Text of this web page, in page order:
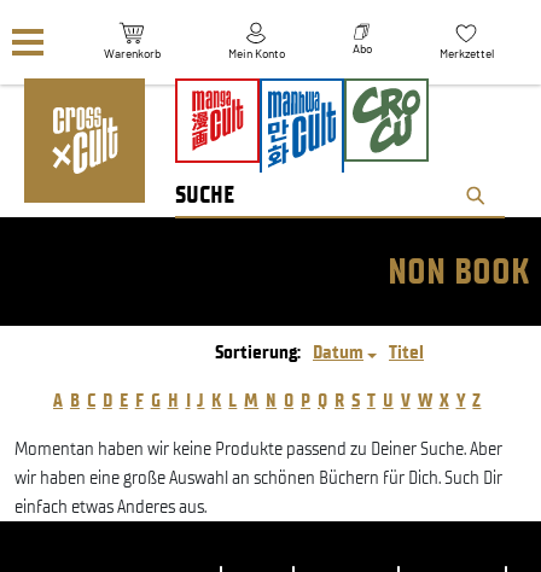
Warenkorb Mein Konto Abo Merkzettel
NON BOOK
Sortierung: Datum Titel
A B C D E F G H I J K L M N O P Q R S T U V W X Y Z
Momentan haben wir keine Produkte passend zu Deiner Suche. Aber
wir haben eine große Auswahl an schönen Büchern für Dich. Such Dir
einfach etwas Anderes aus.